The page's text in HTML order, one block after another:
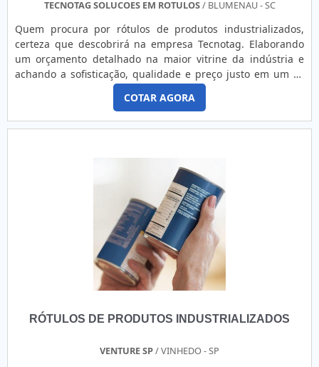
TECNOTAG SOLUCOES EM ROTULOS/ BLUMENAU - SC
Quem procura por rótulos de produtos industrializados,
certeza que descobrirá na empresa Tecnotag. Elaborando
um orçamento detalhado na maior vitrine da indústria e
achando a sofisticação, qualidade e preço justo em um só
lugar.sOBRE RÓTULOS DE PRODUTOS INDUSTRIALIZADOSSe
alguém pesquisar rótulos de produtos industrializados em
uma empresa responsável, encontra na Tecnotag. A
empresa trabalha com códigos de barras internos e rótulos
COTAR AGORA
RÓTULOS DE PRODUTOS INDUSTRIALIZADOS
VENTURE SP/ VINHEDO - SP